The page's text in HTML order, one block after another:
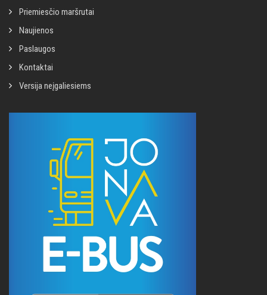
Priemiesčio maršrutai
Naujienos
Paslaugos
Kontaktai
Versija neįgaliesiems